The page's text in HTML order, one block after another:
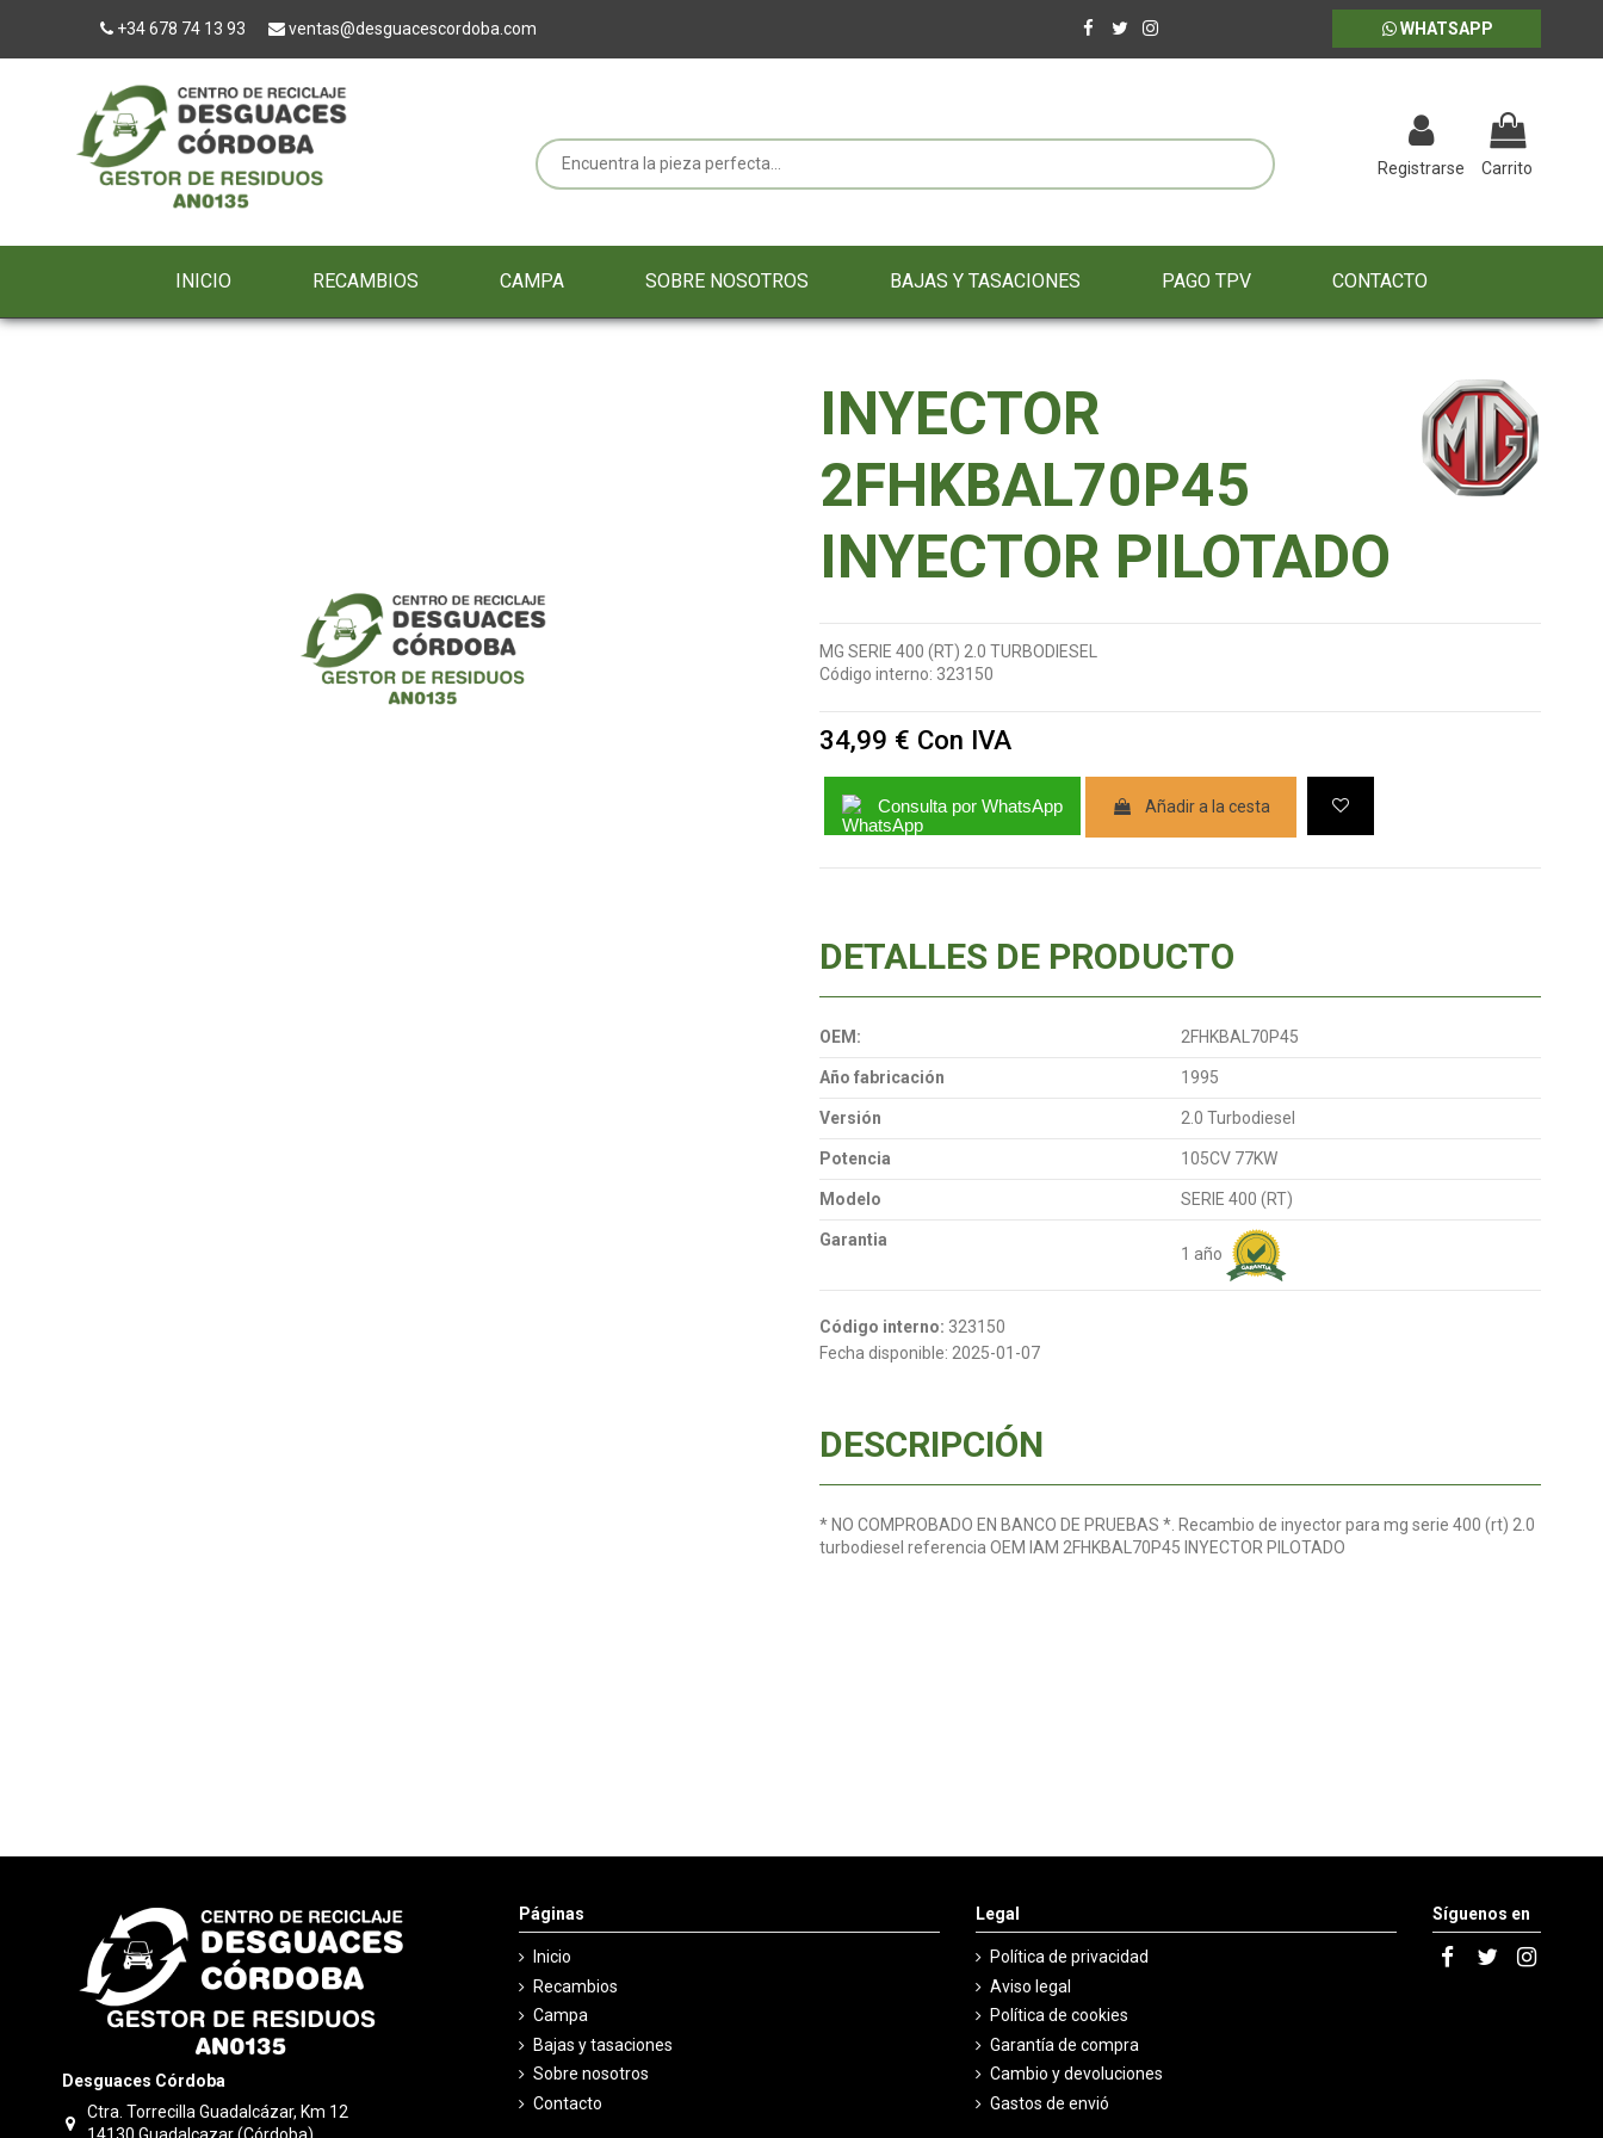
+34 678 74 13 93 ventas@desguacescordoba.com WHATSAPP
Registrarse Carrito
INICIO RECAMBIOS CAMPA SOBRE NOSOTROS BAJAS Y TASACIONES PAGO TPV CONTACTO
INYECTOR
2FHKBAL70P45
INYECTOR PILOTADO
MG SERIE 400 (RT) 2.0 TURBODIESEL
Código interno: 323150
34,99 € Con IVA
Consulta por WhatsApp Añadir a la cesta
DETALLES DE PRODUCTO
OEM: 2FHKBAL70P45
Año fabricación 1995
Versión 2.0 Turbodiesel
Potencia 105CV 77KW
Modelo SERIE 400 (RT)
Garantia
1 año
Código interno: 323150
Fecha disponible: 2025-01-07
DESCRIPCIÓN
* NO COMPROBADO EN BANCO DE PRUEBAS *. Recambio de inyector para mg serie 400 (rt) 2.0
turbodiesel referencia OEM IAM 2FHKBAL70P45 INYECTOR PILOTADO
Desguaces Córdoba
Ctra. Torrecilla Guadalcázar, Km 12
Páginas
Inicio
Recambios
Campa
Bajas y tasaciones
Sobre nosotros
Contacto
Legal
Política de privacidad
Aviso legal
Política de cookies
Garantía de compra
Cambio y devoluciones
Gastos de envió
Síguenos en